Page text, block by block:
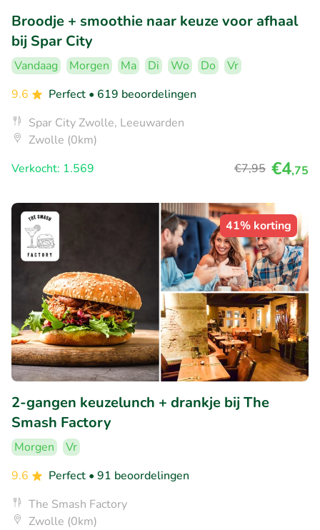
Broodje + smoothie naar keuze voor afhaal
bij Spar City
Vandaag Morgen Ma Di Wo Do
Vr
9.6
Perfect • 619 beoordelingen
Spar City Zwolle, Leeuwarden
Zwolle (0km)
Verkocht: 1.569
€7,95 €4,75
41% korting
2-gangen keuzelunch + drankje bij The
Smash Factory
Morgen
Vr
9.6
Perfect • 91 beoordelingen
The Smash Factory
Zwolle (0km)